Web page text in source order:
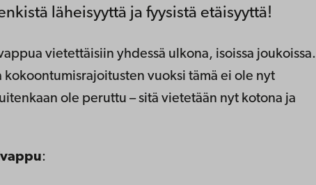
läheisyyttä ja fyysistä etäisyyttä!
vietettäisiin yhdessä ulkona, isoissa joukoissa.
vuoksi tämä ei ole nyt
ole peruttu – sitä vietetään nyt kotona ja
: